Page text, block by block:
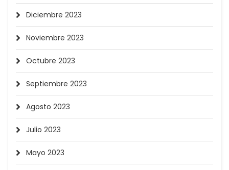
Diciembre 2023
Noviembre 2023
Octubre 2023
Septiembre 2023
Agosto 2023
Julio 2023
Mayo 2023